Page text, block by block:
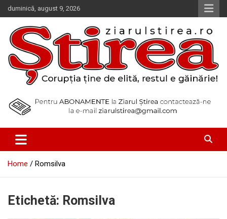
Skip
to
content
duminică, august 9, 2026
Ziarul Știrea
Home Romsilva
Etichetă: Romsilva